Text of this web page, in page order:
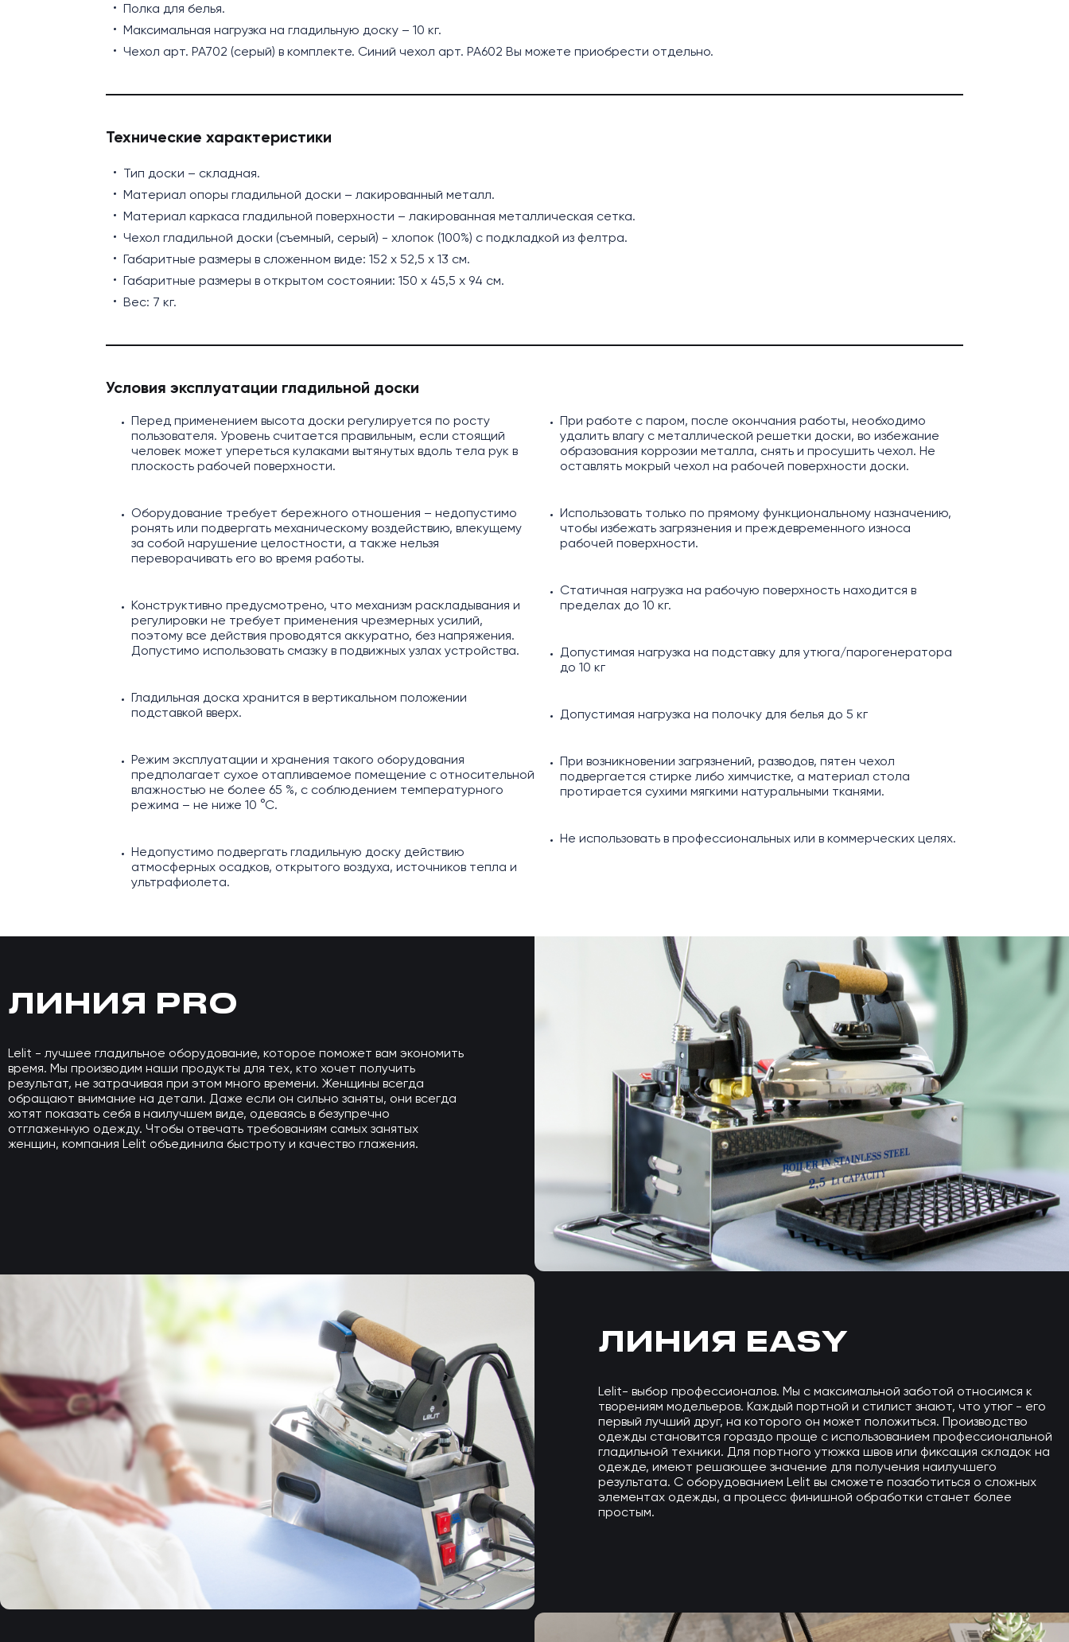
Полка для белья.
Максимальная нагрузка на гладильную доску – 10 кг.
Чехол арт. PA702 (серый) в комплекте. Синий чехол арт. PA602 Вы можете приобрести отдельно.
Технические характеристики
Тип доски – складная.
Материал опоры гладильной доски – лакированный металл.
Материал каркаса гладильной поверхности – лакированная металлическая сетка.
Чехол гладильной доски (съемный, серый) - хлопок (100%) с подкладкой из фелтра.
Габаритные размеры в сложенном виде: 152 х 52,5 х 13 см.
Габаритные размеры в открытом состоянии: 150 х 45,5 х 94 см.
Вес: 7 кг.
Условия эксплуатации гладильной доски
Перед применением высота доски регулируется по росту
пользователя. Уровень считается правильным, если стоящий
человек может упереться кулаками вытянутых вдоль тела рук в
плоскость рабочей поверхности.
Оборудование требует бережного отношения – недопустимо
ронять или подвергать механическому воздействию, влекущему
за собой нарушение целостности, а также нельзя
переворачивать его во время работы.
Конструктивно предусмотрено, что механизм раскладывания и
регулировки не требует применения чрезмерных усилий,
поэтому все действия проводятся аккуратно, без напряжения.
Допустимо использовать смазку в подвижных узлах устройства.
Гладильная доска хранится в вертикальном положении
подставкой вверх.
Режим эксплуатации и хранения такого оборудования
предполагает сухое отапливаемое помещение с относительной
влажностью не более 65 %, с соблюдением температурного
режима – не ниже 10 °С.
Недопустимо подвергать гладильную доску действию
атмосферных осадков, открытого воздуха, источников тепла и
ультрафиолета.
При работе с паром, после окончания работы, необходимо
удалить влагу с металлической решетки доски, во избежание
образования коррозии металла, снять и просушить чехол. Не
оставлять мокрый чехол на рабочей поверхности доски.
Использовать только по прямому функциональному назначению,
чтобы избежать загрязнения и преждевременного износа
рабочей поверхности.
Статичная нагрузка на рабочую поверхность находится в
пределах до 10 кг.
Допустимая нагрузка на подставку для утюга/парогенератора
до 10 кг
Допустимая нагрузка на полочку для белья до 5 кг
При возникновении загрязнений, разводов, пятен чехол
подвергается стирке либо химчистке, а материал стола
протирается сухими мягкими натуральными тканями.
Не использовать в профессиональных или в коммерческих целях.
ЛИНИЯ PRO
Lelit - лучшее гладильное оборудование, которое поможет вам экономить
время. Мы производим наши продукты для тех, кто хочет получить
результат, не затрачивая при этом много времени. Женщины всегда
обращают внимание на детали. Даже если он сильно заняты, они всегда
хотят показать себя в наилучшем виде, одеваясь в безупречно
отглаженную одежду. Чтобы отвечать требованиям самых занятых
женщин, компания Lelit объединила быстроту и качество глажения.
ЛИНИЯ EASY
Lelit- выбор профессионалов. Мы с максимальной заботой относимся к
творениям модельеров. Каждый портной и стилист знают, что утюг - его
первый лучший друг, на которого он может положиться. Производство
одежды становится гораздо проще с использованием профессиональной
гладильной техники. Для портного утюжка швов или фиксация складок на
одежде, имеют решающее значение для получения наилучшего
результата. С оборудованием Lelit вы сможете позаботиться о сложных
элементах одежды, а процесс финишной обработки станет более
простым.